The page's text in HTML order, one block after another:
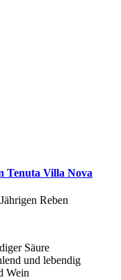
Tenuta Villa Nova
Reben
Säure
und lebendig
Wein